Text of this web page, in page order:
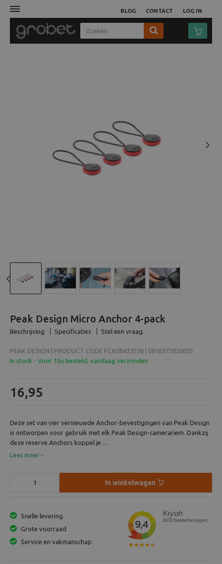
LOG IN
BLOG CONTACT
Analoog
Peak Design Micro Anchor 4-pack
Beschrijving Specificaties Stel een vraag
PEAK DESIGN | PRODUCT CODE FCA08433538 | 0818373020835
In stock - Voor 15u besteld, vandaag verzonden
16,95
Deze set van vier vernieuwde Anchor-bevestigingen van Peak Design
is ontworpen voor gebruik met elk Peak Design-camerariem. Dankzij
deze reserve Anchors koppel je ...
Lees meer
In winkelwagen
Snelle levering
Grote voorraad
Service en vakmanschap